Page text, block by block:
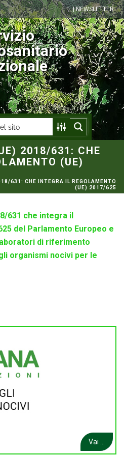
| NEWSLETTER
2018/631: CHE
(UE)
631: CHE INTEGRA IL REGOLAMENTO
(UE) 2017/625
631 che integra il
del Parlamento Europeo e
di riferimento
organismi nocivi per le
Vai ...